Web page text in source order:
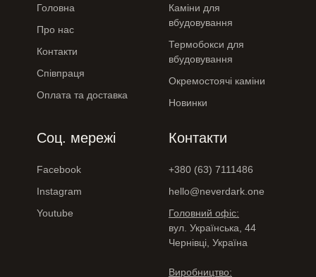
Головна
Про нас
Контакти
Співпраця
Оплата та доставка
Каміни для
вбудовування
Термобокси для
вбудовування
Окремостоячі каміни
Новинки
Соц. мережі
Facebook
Instagram
Youtube
Контакти
+380 (63) 7111486
hello@neverdark.one
Головний офіс:
вул. Українська, 44
Чернівці, Україна
Виробництво: